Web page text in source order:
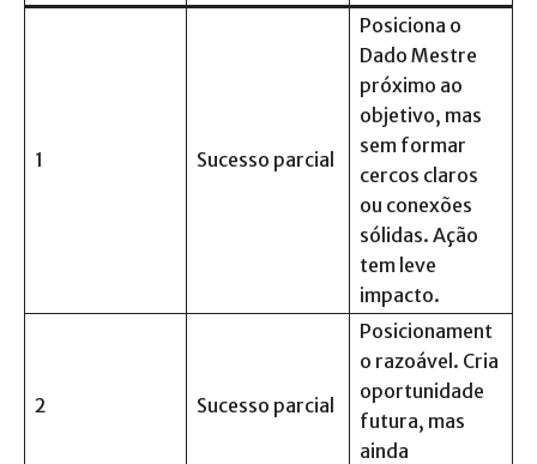
1 Sucesso parcial
Posiciona o
Dado Mestre
próximo ao
objetivo, mas
sem formar
cercos claros
ou conexões
sólidas. Ação
tem leve
impacto.
2 Sucesso parcial
Posicionament
o razoável. Cria
oportunidade
futura, mas
ainda